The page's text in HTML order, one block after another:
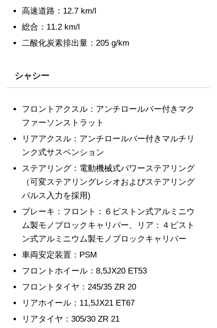
高速道路：12.7 km/l
総合：11.2 km/l
二酸化炭素排出量：205 g/km
シャシー
フロントアクスル：アンチロールバー付きマク
ファーソンストラット
リアアクスル：アンチロールバー付きマルチリ
ンク式サスペンション
ステアリング：電動機械式パワーステアリング
（可変ステアリングレシオおよびステアリング
パルス入力を採用)
ブレーキ：フロント：６ピストン式アルミニウ
ム製モノブロックキャリパー、リア：４ピスト
ン式アルミニウム製モノブロックキャリパー
車両安定装置：PSM
フロントホイール：8,5JX20 ET53
フロントタイヤ：245/35 ZR 20
リアホイール：11,5JX21 ET67
リアタイヤ：305/30 ZR 21